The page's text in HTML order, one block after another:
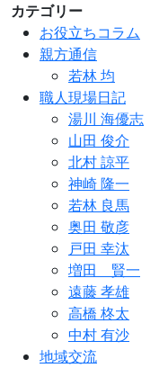
カテゴリー
お役立ちコラム
親方通信
若林 均
職人現場日記
湯川 海優志
山田 俊介
北村 諒平
神崎 隆一
若林 良馬
奥田 敬彦
戸田 幸汰
増田 賢一
遠藤 孝雄
高橋 柊太
中村 有沙
地域交流